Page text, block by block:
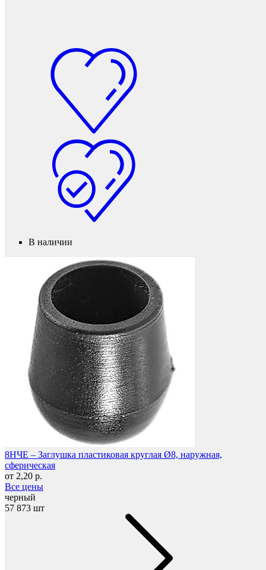
Мебельные колеса
Защита фанеры, ДСП, коробок
В наличии
8НЧЕ – Заглушка пластиковая круглая Ø8, наружная,
сферическая
от 2,20 р.
Все цены
черный
57 873 шт